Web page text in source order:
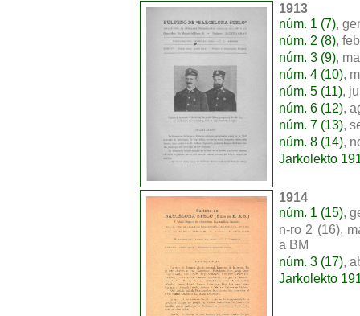
1913
núm. 1 (7),
núm. 2 (8),
núm. 3 (9),
núm. 4 (10),
núm. 5 (11),
núm. 6 (12),
núm. 7 (13),
núm. 8 (14),
Jarkolekto
1914
núm. 1 (15),
n-ro 2 (16),
a BM
núm. 3 (17),
Jarkolekto